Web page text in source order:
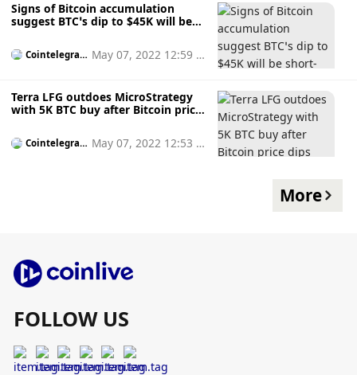
Signs of Bitcoin accumulation
suggest BTC’s dip to $45K will be
Cointelegrap May 07, 2022 12:59 p
Terra LFG outdoes MicroStrategy
with 5K BTC buy after Bitcoin price
Cointelegrap May 07, 2022 12:53 p
More
FOLLOW US